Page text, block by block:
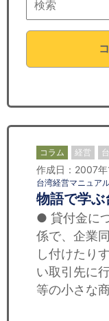
コンサルティング
経済ニュース
ＩＴ
飲食店情報
コラム 経営
作成日：2007年
台湾経営マニュア
物語で学ぶ
● 貸付金に
係で、企業
し付けたり
い取引先に
等の小さな